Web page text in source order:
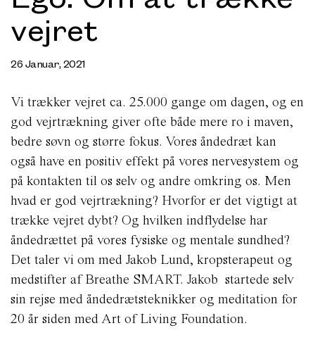
vejret
26 Januar, 2021
Vi trækker vejret ca. 25.000 gange om dagen, og en
god vejrtrækning giver ofte både mere ro i maven,
bedre søvn og større fokus. Vores åndedræt kan
også have en positiv effekt på vores nervesystem og
på kontakten til os selv og andre omkring os. Men
hvad er god vejrtrækning? Hvorfor er det vigtigt at
trække vejret dybt? Og hvilken indflydelse har
åndedrættet på vores fysiske og mentale sundhed?
Det taler vi om med Jakob Lund, kropsterapeut og
medstifter af Breathe SMART. Jakob startede selv
sin rejse med åndedrætsteknikker og meditation for
20 år siden med Art of Living Foundation.